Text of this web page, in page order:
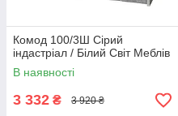
Комод 100/3Ш Сірий
індастріал / Білий Світ Меблів
В наявності
3 332 ₴ 3 920 ₴